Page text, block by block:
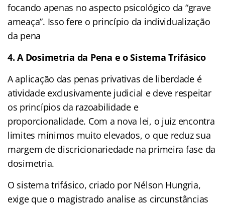
focando apenas no aspecto psicológico da “grave
ameaça”. Isso fere o princípio da individualização
da pena
4. A Dosimetria da Pena e o Sistema Trifásico
A aplicação das penas privativas de liberdade é
atividade exclusivamente judicial e deve respeitar
os princípios da razoabilidade e
proporcionalidade. Com a nova lei, o juiz encontra
limites mínimos muito elevados, o que reduz sua
margem de discricionariedade na primeira fase da
dosimetria.
O sistema trifásico, criado por Nélson Hungria,
exige que o magistrado analise as circunstâncias